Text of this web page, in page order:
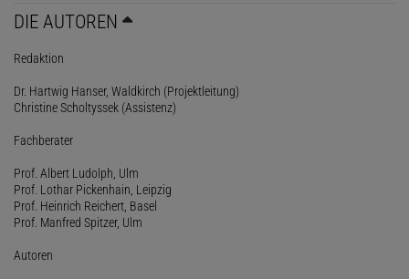
DIE AUTOREN
Redaktion
Dr. Hartwig Hanser, Waldkirch (Projektleitung)
Christine Scholtyssek (Assistenz)
Fachberater
Prof. Albert Ludolph, Ulm
Prof. Lothar Pickenhain, Leipzig
Prof. Heinrich Reichert, Basel
Prof. Manfred Spitzer, Ulm
Autoren